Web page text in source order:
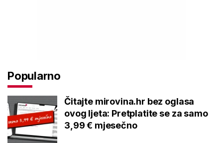
Popularno
Čitajte mirovina.hr bez oglasa
ovog ljeta: Pretplatite se za samo
3,99 € mjesečno